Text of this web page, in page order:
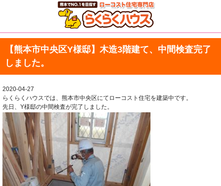
【熊本市中央区Y様邸】木造3階建て、中間検査完了
しました。
2020-04-27
らくらくハウスでは、熊本市中央区にてローコスト住宅を建築中です。
先日、Y様邸の中間検査が完了しました。